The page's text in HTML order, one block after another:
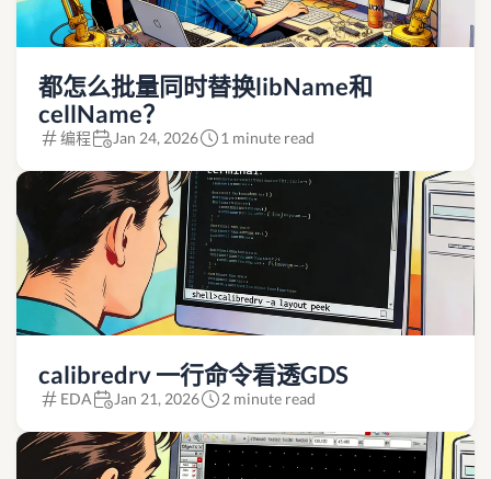
都怎么批量同时替换libName和
cellName？
编程 Jan 24, 2026 1 minute read
calibredrv 一行命令看透GDS
EDA Jan 21, 2026 2 minute read